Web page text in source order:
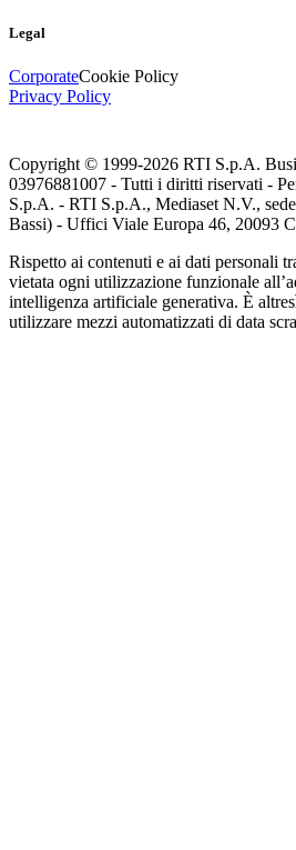
Legal
CorporateCookie Policy
Privacy Policy
Copyright © 1999-2026 RTI S.p.A.
03976881007 - Tutti i diritti riservati -
S.p.A. - RTI S.p.A., Mediaset N.V.,
Bassi) - Uffici Viale Europa 46, 20093
Rispetto ai contenuti e ai dati personali
vietata ogni utilizzazione funzionale
intelligenza artificiale generativa. È
utilizzare mezzi automatizzati di data